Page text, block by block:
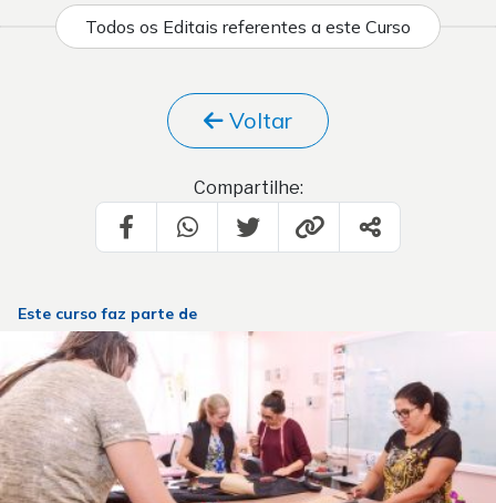
Todos os Editais referentes a este Curso
Voltar
Compartilhe:
Este curso faz parte de